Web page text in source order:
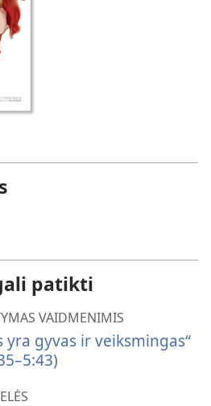
patikti
VAIDMENIMIS
yra gyvas ir veiksmingas“